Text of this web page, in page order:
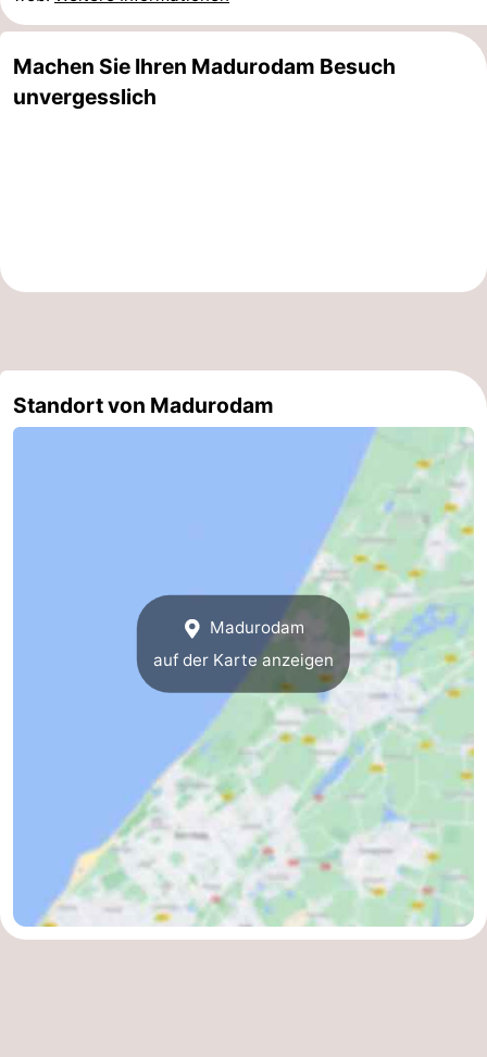
Haag
Rotterdam
-
Rockanje
Wetter
Kontakt
Machen Sie Ihren Madurodam Besuch
unvergesslich
Standort von Madurodam
Madurodam
auf der Karte anzeigen